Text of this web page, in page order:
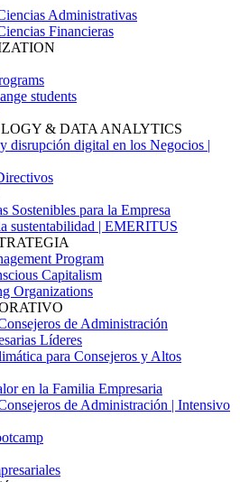
Administrativas
Financieras
students
& DATA ANALYTICS
disrupción digital en los Negocios |
Sostenibles para la Empresa
sustentabilidad | EMERITUS
Program
Capitalism
Organizations
de Administración
Líderes
para Consejeros y Altos
en la Familia Empresaria
de Administración | Intensivo